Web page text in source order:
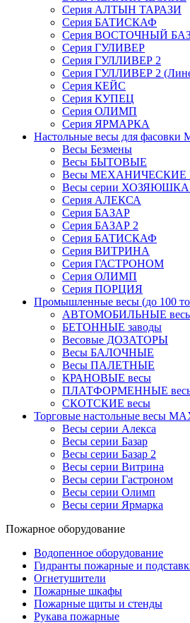
Серия АЛТЫН ТАРАЗИ
Серия БАТИСКАФ
Серия ВОСТОЧНЫЙ
Серия ГУЛИВЕР
Серия ГУЛЛИВЕР 2
Серия ГУЛЛИВЕР 2
Серия КЕЙС
Серия КУПЕЦ
Серия ОЛИМП
Серия ЯРМАРКА
Настольные весы для фасовки
Весы Безмены
Весы БЫТОВЫЕ
Весы МЕХАНИЧЕСКИЕ
Весы серии ХОЗЯЮШКА
Серия АЛЕКСА
Серия БАЗАР
Серия БАЗАР 2
Серия БАТИСКАФ
Серия ВИТРИНА
Серия ГАСТРОНОМ
Серия ОЛИМП
Серия ПОРЦИЯ
Промышленные весы (до 100
АВТОМОБИЛЬНЫЕ
БЕТОННЫЕ заводы
Весовые ДОЗАТОРЫ
Весы БАЛОЧНЫЕ
Весы ПАЛЕТНЫЕ
КРАНОВЫЕ весы
ПЛАТФОРМЕННЫЕ
СКОТСКИЕ весы
Торговые настольные весы
Весы серии Алекса
Весы серии Базар
Весы серии Базар 2
Весы серии Витрина
Весы серии Гастроном
Весы серии Олимп
Весы серии Ярмарка
Пожарное оборудование
Водопенное оборудование
Гидранты пожарные и
Огнетушители
Пожарные шкафы
Пожарные щиты и стенды
Рукава пожарные